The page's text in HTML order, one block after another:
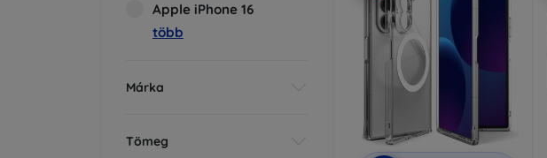
Apple iPhone 16
több
Márka
Tömeg